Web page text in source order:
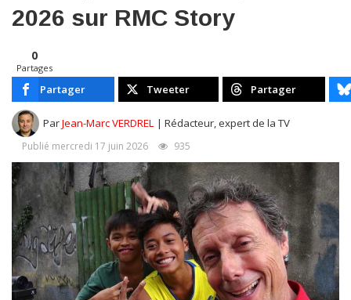
2026 sur RMC Story
0
Partages
Partager Tweeter Partager
ParJean-Marc VERDREL | Rédacteur, expert de la TV
Publié mercredi 17 juin 2026 935